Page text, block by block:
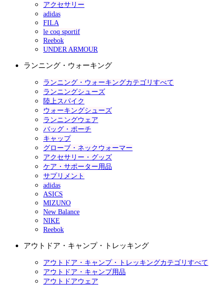
アクセサリー
adidas
FILA
le coq sportif
Reebok
UNDER ARMOUR
ランニング・ウォーキング
ランニング・ウォーキングカテゴリすべて
ランニングシューズ
陸上スパイク
ウォーキングシューズ
ランニングウェア
バッグ・ポーチ
キャップ
グローブ・ネックウォーマー
アクセサリー・グッズ
ケア・サポーター用品
サプリメント
adidas
ASICS
MIZUNO
New Balance
NIKE
Reebok
アウトドア・キャンプ・トレッキング
アウトドア・キャンプ・トレッキングカテゴリすべて
アウトドア・キャンプ用品
アウトドアウェア